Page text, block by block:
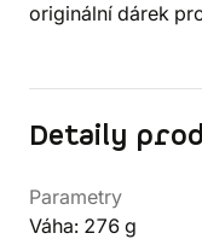
originální dárek
Detaily
Parametry
Váha: 276 g